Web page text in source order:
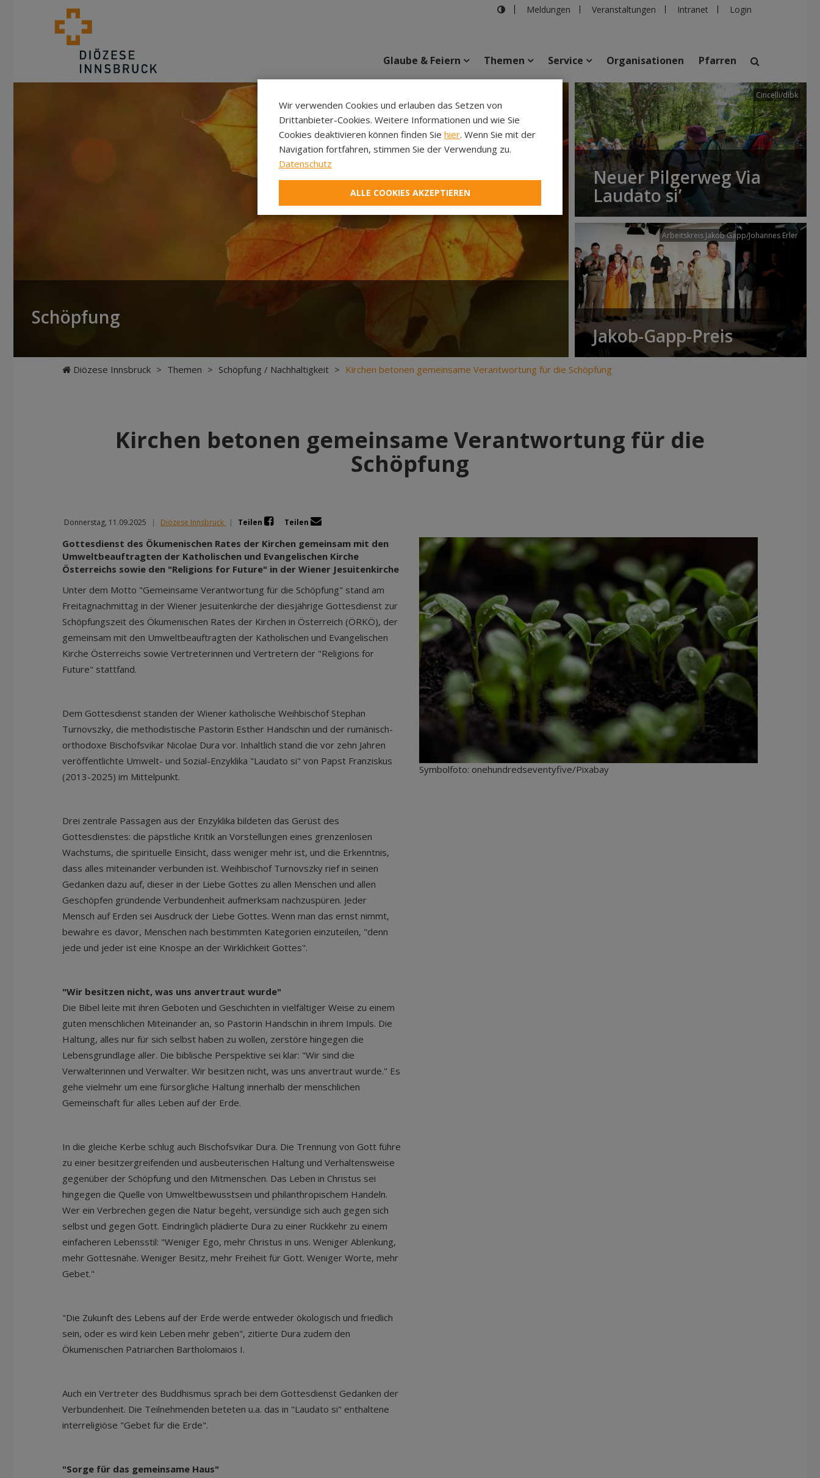
Meldungen Veranstaltungen Intranet Login
suchen
Veranstaltungen Personen Pfarren Einrichtungen
Glaube & Feiern Themen Service Organisationen Pfarren
Schöpfung
Cincelli/dibk
Neuer Pilgerweg Via
Laudato si’
Arbeitskreis Jakob Gapp/Johannes Erler
Jakob-Gapp-Preis
Diözese Innsbruck > Themen > Schöpfung / Nachhaltigkeit > Kirchen betonen gemeinsame Verantwortung für die Schöpfung
Kirchen betonen gemeinsame Verantwortung für die
Schöpfung
Donnerstag, 11.09.2025 | Diözese Innsbruck | Teilen Teilen
Gottesdienst des Ökumenischen Rates der Kirchen gemeinsam mit den
Umweltbeauftragten der Katholischen und Evangelischen Kirche
Österreichs sowie den "Religions for Future" in der Wiener Jesuitenkirche
Unter dem Motto "Gemeinsame Verantwortung für die Schöpfung" stand am
Freitagnachmittag in der Wiener Jesuitenkirche der diesjährige Gottesdienst zur
Schöpfungszeit des Ökumenischen Rates der Kirchen in Österreich (ÖRKÖ), der
gemeinsam mit den Umweltbeauftragten der Katholischen und Evangelischen
Kirche Österreichs sowie Vertreterinnen und Vertretern der "Religions for
Future" stattfand.
Dem Gottesdienst standen der Wiener katholische Weihbischof Stephan
Turnovszky, die methodistische Pastorin Esther Handschin und der rumänisch-
orthodoxe Bischofsvikar Nicolae Dura vor. Inhaltlich stand die vor zehn Jahren
veröffentlichte Umwelt- und Sozial-Enzyklika "Laudato si" von Papst Franziskus
(2013-2025) im Mittelpunkt.
Drei zentrale Passagen aus der Enzyklika bildeten das Gerüst des
Gottesdienstes: die päpstliche Kritik an Vorstellungen eines grenzenlosen
Wachstums, die spirituelle Einsicht, dass weniger mehr ist, und die Erkenntnis,
dass alles miteinander verbunden ist. Weihbischof Turnovszky rief in seinen
Gedanken dazu auf, dieser in der Liebe Gottes zu allen Menschen und allen
Geschöpfen gründende Verbundenheit aufmerksam nachzuspüren. Jeder
Mensch auf Erden sei Ausdruck der Liebe Gottes. Wenn man das ernst nimmt,
bewahre es davor, Menschen nach bestimmten Kategorien einzuteilen, "denn
jede und jeder ist eine Knospe an der Wirklichkeit Gottes".
"Wir besitzen nicht, was uns anvertraut wurde"
Die Bibel leite mit ihren Geboten und Geschichten in vielfältiger Weise zu einem
guten menschlichen Miteinander an, so Pastorin Handschin in ihrem Impuls. Die
Haltung, alles nur für sich selbst haben zu wollen, zerstöre hingegen die
Lebensgrundlage aller. Die biblische Perspektive sei klar: "Wir sind die
Verwalterinnen und Verwalter. Wir besitzen nicht, was uns anvertraut wurde." Es
gehe vielmehr um eine fürsorgliche Haltung innerhalb der menschlichen
Gemeinschaft für alles Leben auf der Erde.
In die gleiche Kerbe schlug auch Bischofsvikar Dura. Die Trennung von Gott führe
zu einer besitzergreifenden und ausbeuterischen Haltung und Verhaltensweise
gegenüber der Schöpfung und den Mitmenschen. Das Leben in Christus sei
hingegen die Quelle von Umweltbewusstsein und philanthropischem Handeln.
Wer ein Verbrechen gegen die Natur begeht, versündige sich auch gegen sich
selbst und gegen Gott. Eindringlich plädierte Dura zu einer Rückkehr zu einem
einfacheren Lebensstil: "Weniger Ego, mehr Christus in uns. Weniger Ablenkung,
mehr Gottesnähe. Weniger Besitz, mehr Freiheit für Gott. Weniger Worte, mehr
Gebet."
"Die Zukunft des Lebens auf der Erde werde entweder ökologisch und friedlich
sein, oder es wird kein Leben mehr geben", zitierte Dura zudem den
Ökumenischen Patriarchen Bartholomaios I.
Auch ein Vertreter des Buddhismus sprach bei dem Gottesdienst Gedanken der
Verbundenheit. Die Teilnehmenden beteten u.a. das in "Laudato si" enthaltene
interreligiöse "Gebet für die Erde".
"Sorge für das gemeinsame Haus"
Symbolfoto: onehundredseventyfive/Pixabay
Wir verwenden Cookies und erlauben das Setzen von
Drittanbieter-Cookies. Weitere Informationen und wie Sie
Cookies deaktivieren können finden Sie hier. Wenn Sie mit der
Navigation fortfahren, stimmen Sie der Verwendung zu.
Datenschutz
ALLE COOKIES AKZEPTIEREN